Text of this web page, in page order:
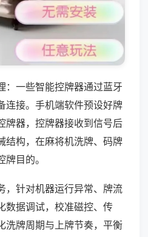
：一些智能控牌器通过蓝牙
连接。手机端软件预设好牌
牌器，控牌器接收到信号后
结构，在麻将机洗牌、码牌
目的。
，针对机器运行异常、牌流
数据调试，校准磁控、传
洗牌周期与上牌节奏，平衡